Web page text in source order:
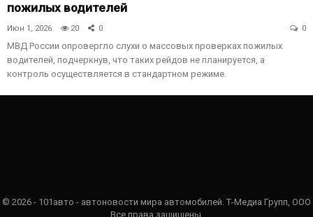
пожилых водителей
Июн 1, 2026 20 0 0
МВД России опровергло слухи о массовых проверках пожилых
водителей, подчеркнув, что таких рейдов не планируется, а
контроль осуществляется в стандартном режиме.
© 2026 - 101авто - автоновости мира автомобилей. Т-Медиа Групп, ООО
Все права защищены.